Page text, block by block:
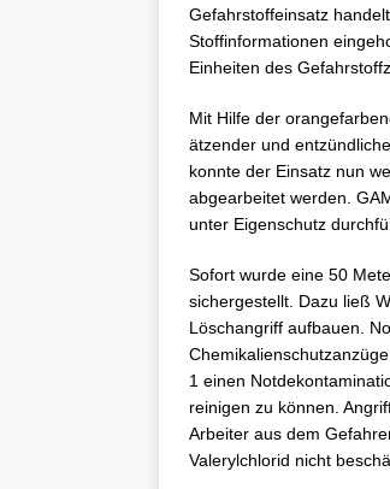
Gefahrstoffeinsatz
Stoffinformationen
Einheiten des
Mit Hilfe der
ätzender und
konnte der Einsatz nun
abgearbeitet werden.
unter Eigenschutz
Sofort wurde eine 50
sichergestellt. Dazu ließ
Löschangriff aufbauen.
1 einen
reinigen zu können.
Arbeiter aus dem
Valerylchlorid nicht